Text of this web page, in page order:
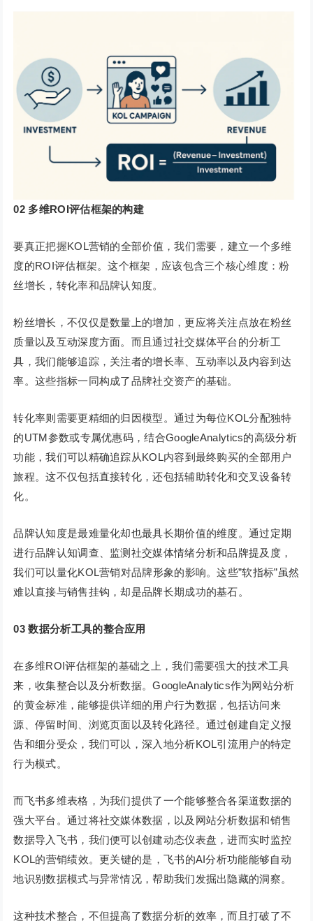
02 多维ROI评估框架的构建
要真正把握KOL营销的全部价值，我们需要，建立一个多维
度的ROI评估框架。这个框架，应该包含三个核心维度：粉
丝增长，转化率和品牌认知度。
粉丝增长，不仅仅是数量上的增加，更应将关注点放在粉丝
质量以及互动深度方面。而且通过社交媒体平台的分析工
具，我们能够追踪，关注者的增长率、互动率以及内容到达
率。这些指标一同构成了品牌社交资产的基础。
转化率则需要更精细的归因模型。通过为每位KOL分配独特
的UTM参数或专属优惠码，结合GoogleAnalytics的高级分析
功能，我们可以精确追踪从KOL内容到最终购买的全部用户
旅程。这不仅包括直接转化，还包括辅助转化和交叉设备转
化。
品牌认知度是最难量化却也最具长期价值的维度。通过定期
进行品牌认知调查、监测社交媒体情绪分析和品牌提及度，
我们可以量化KOL营销对品牌形象的影响。这些”软指标”虽然
难以直接与销售挂钩，却是品牌长期成功的基石。
03 数据分析工具的整合应用
在多维ROI评估框架的基础之上，我们需要强大的技术工具
来，收集整合以及分析数据。GoogleAnalytics作为网站分析
的黄金标准，能够提供详细的用户行为数据，包括访问来
源、停留时间、浏览页面以及转化路径。通过创建自定义报
告和细分受众，我们可以，深入地分析KOL引流用户的特定
行为模式。
而飞书多维表格，为我们提供了一个能够整合各渠道数据的
强大平台。通过将社交媒体数据，以及网站分析数据和销售
数据导入飞书，我们便可以创建动态仪表盘，进而实时监控
KOL的营销绩效。更关键的是，飞书的AI分析功能能够自动
地识别数据模式与异常情况，帮助我们发掘出隐藏的洞察。
这种技术整合，不但提高了数据分析的效率，而且打破了不